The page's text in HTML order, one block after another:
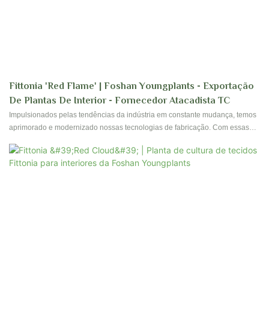
Fittonia 'Red Flame' | Foshan Youngplants - Exportação
De Plantas De Interior - Fornecedor Atacadista TC
Impulsionados pelas tendências da indústria em constante mudança, temos
aprimorado e modernizado nossas tecnologias de fabricação. Com essas
interior, desempenha um papel importante no mercado de plantas para
jardinagem e flores.